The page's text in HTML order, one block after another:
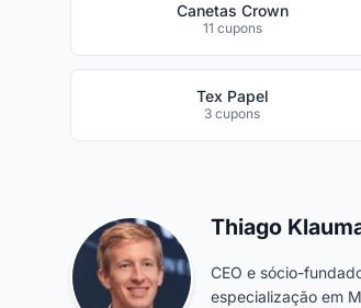
Canetas Crown
11 cupons
Tex Papel
3 cupons
Thiago
CEO e sócio-
especialização em